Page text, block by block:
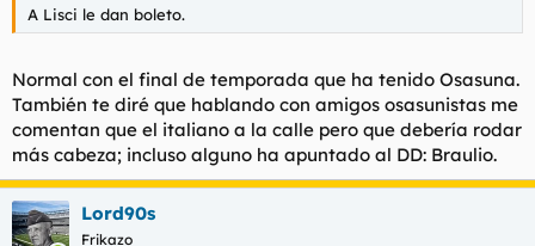
A Lisci le dan boleto.
Normal con el final de temporada que ha tenido Osasuna.
También te diré que hablando con amigos osasunistas me
comentan que el italiano a la calle pero que debería rodar
más cabeza; incluso alguno ha apuntado al DD: Braulio.
Lord90s
Frikazo